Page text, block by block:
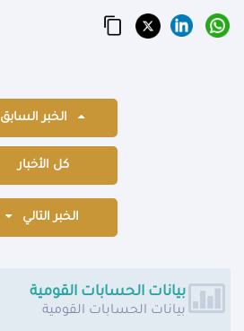
الخبر السابق
كل الأخبار
الخبر التالي
بيانات الحسابات القومية
بيانات الحسابات القومية